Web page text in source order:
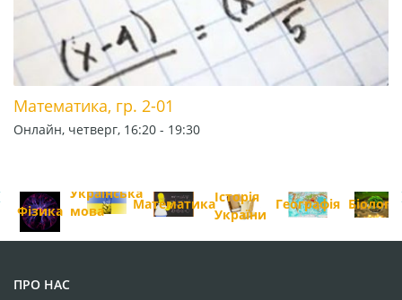
Математика, гр. 2-01
Онлайн, четверг, 16:20 - 19:30
Фізика
Українська
мова
МатематикаІсторія
України
Географія Біологія
ПРО НАС